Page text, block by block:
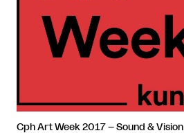
Cph Art Week 2017 – Sound & Vision